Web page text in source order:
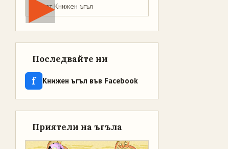
Мая от Книжен ъгъл
Последвайте ни
f Книжен ъгъл във Facebook
Приятели на ъгъла